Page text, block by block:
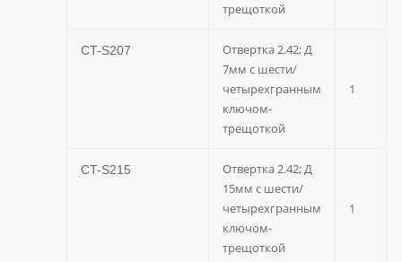
трещоткой
CT-S207
Отвертка 2.42; Д
7мм с шести/
четырехгранным
ключом-
трещоткой
1
CT-S215
Отвертка 2.42; Д
15мм с шести/
четырехгранным
ключом-
трещоткой
1